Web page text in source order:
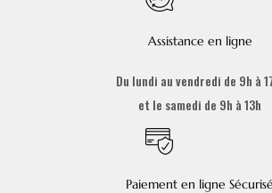
Assistance en ligne
Du lundi au vendredi de 9h à
et le samedi de 9h à 13h
Paiement en ligne Sécurisé